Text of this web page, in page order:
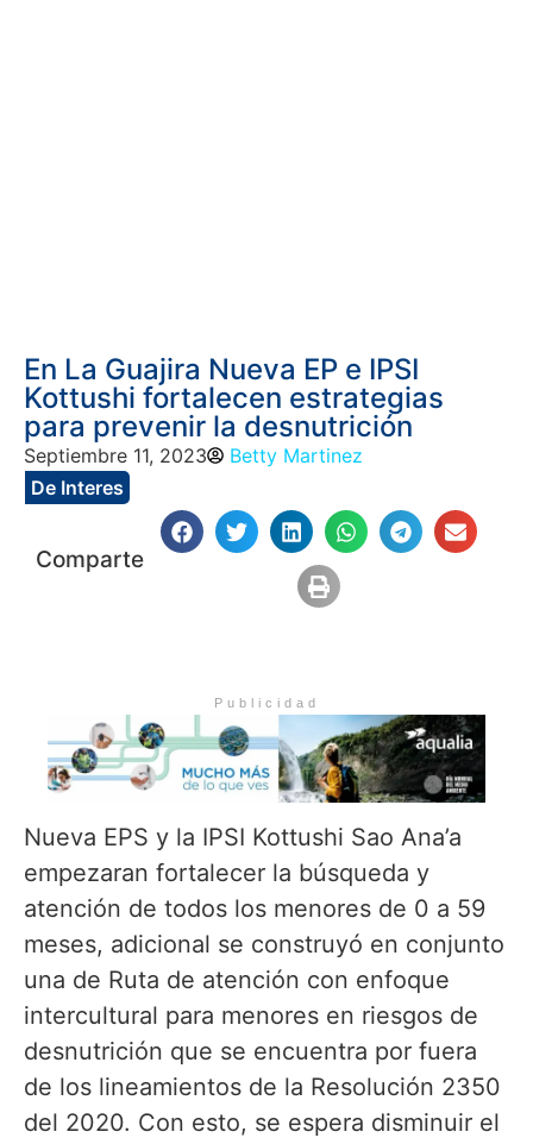
En La Guajira Nueva EP e IPSI
Kottushi fortalecen estrategias
para prevenir la desnutrición
Septiembre 11, 2023
Betty Martinez
De Interes
Comparte
Publicidad
Nueva EPS y la IPSI Kottushi Sao Ana’a
empezaran fortalecer la búsqueda y
atención de todos los menores de 0 a 59
meses, adicional se construyó en conjunto
una de Ruta de atención con enfoque
intercultural para menores en riesgos de
desnutrición que se encuentra por fuera
de los lineamientos de la Resolución 2350
del 2020. Con esto, se espera disminuir el